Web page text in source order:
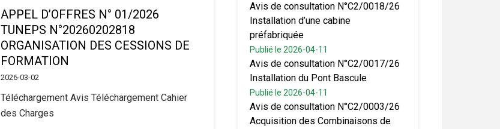
APPEL D’OFFRES N° 01/2026
TUNEPS N°20260202818
ORGANISATION DES CESSIONS DE
FORMATION
2026-03-02
Téléchargement Avis Téléchargement Cahier
des Charges
Avis de consultation N°C2/0018/26
Installation d’une cabine
préfabriquée
Publié le 2026-04-11
Avis de consultation N°C2/0017/26
Installation du Pont Bascule
Publié le 2026-04-11
Avis de consultation N°C2/0003/26
Acquisition des Combinaisons de